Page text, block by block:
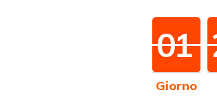
1
0
Giorno